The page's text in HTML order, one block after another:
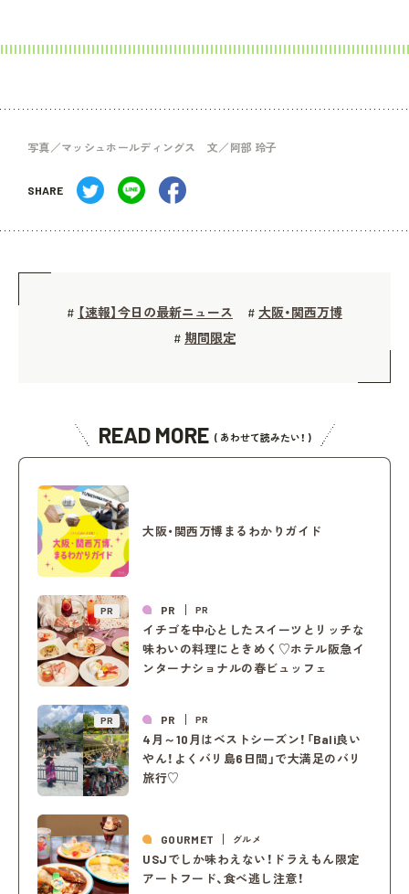
写真／マッシュホールディングス 文／阿部 玲子
SHARE
# 【速報】今日の最新ニュース # 大阪・関西万博
# 期間限定
READ MORE ( あわせて読みたい！ )
大阪・関西万博まるわかりガイド
PR PR PR
イチゴを中心としたスイーツとリッチな
味わいの料理にときめく♡ホテル阪急イ
ンターナショナルの春ビュッフェ
PR PR PR
4月～10月はベストシーズン！「Bali良い
やん！よくバリ島6日間」で大満足のバリ
旅行♡
GOURMET グルメ
USJでしか味わえない！ドラえもん限定
アートフード、食べ逃し注意！